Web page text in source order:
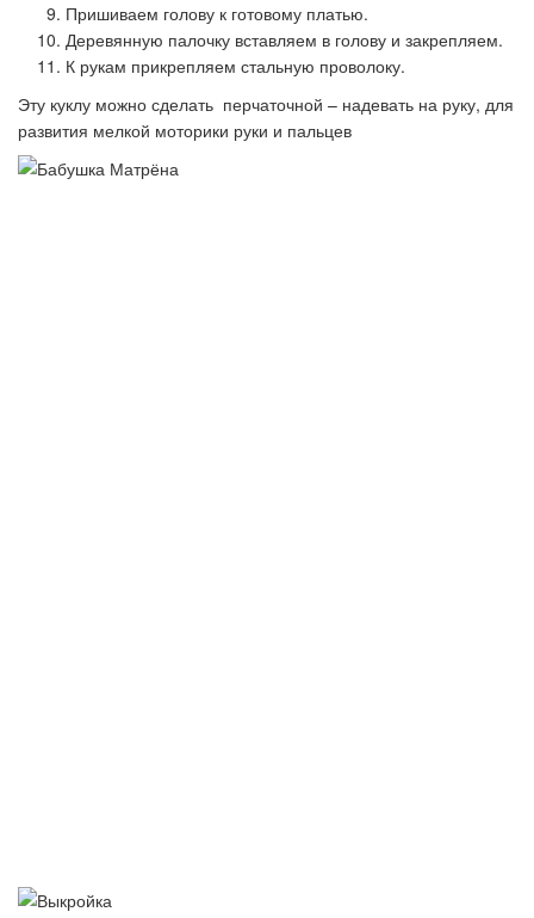
Пришиваем голову к готовому платью.
Деревянную палочку вставляем в голову и закрепляем.
К рукам прикрепляем стальную проволоку.
Эту куклу можно сделать перчаточной – надевать на руку, для
развития мелкой моторики руки и пальцев